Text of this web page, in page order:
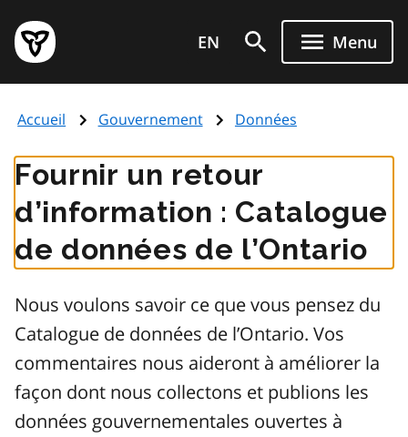
au
contenu
principal
Page
d'accueil
de
EN Menu
Accueil Gouvernement Données
Fournir un retour
d’information : Catalogue
de données de l’Ontario
Nous voulons savoir ce que vous pensez du
Catalogue de données de l’Ontario. Vos
commentaires nous aideront à améliorer la
façon dont nous collectons et publions les
données gouvernementales ouvertes à